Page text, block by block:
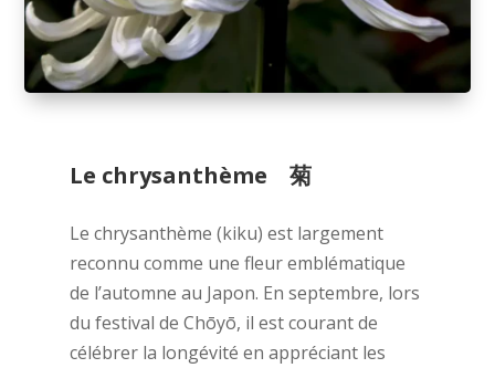
Le chrysanthème 菊
Le chrysanthème (kiku) est largement
reconnu comme une fleur emblématique
de l’automne au Japon. En septembre, lors
du festival de Chōyō, il est courant de
célébrer la longévité en appréciant les